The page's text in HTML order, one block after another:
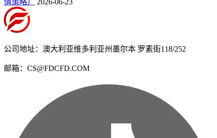
情策略）
2026-06-23
公司地址：澳大利亚维多利亚州墨尔本 罗素街118/252
邮箱：CS@FDCFD.COM